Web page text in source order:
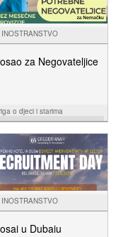
INOSTRANSTVO
za Negovateljice
o djeci i starima
NUDIM
INOSTRANSTVO
u Dubaiu